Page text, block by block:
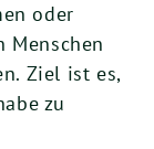
oder
Ziel ist es,
zu